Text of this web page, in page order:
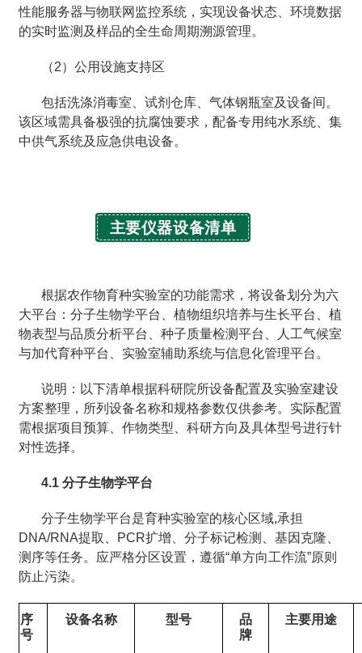
性能服务器与物联网监控系统，实现设备状态、环境数据
的实时监测及样品的全生命周期溯源管理。
（2）公用设施支持区
包括洗涤消毒室、试剂仓库、气体钢瓶室及设备间。
该区域需具备极强的抗腐蚀要求，配备专用纯水系统、集
中供气系统及应急供电设备。
主要仪器设备清单
根据农作物育种实验室的功能需求，将设备划分为六
大平台：分子生物学平台、植物组织培养与生长平台、植
物表型与品质分析平台、种子质量检测平台、人工气候室
与加代育种平台、实验室辅助系统与信息化管理平台。
说明：以下清单根据科研院所设备配置及实验室建设
方案整理，所列设备名称和规格参数仅供参考。实际配置
需根据项目预算、作物类型、科研方向及具体型号进行针
对性选择。
4.1 分子生物学平台
分子生物学平台是育种实验室的核心区域,承担
DNA/RNA提取、PCR扩增、分子标记检测、基因克隆、
测序等任务。应严格分区设置，遵循“单方向工作流”原则
防止污染。
序
号
设备名称 型号
品
牌
主要用途